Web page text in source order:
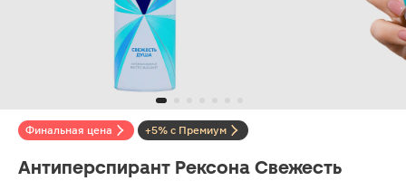
Финальная цена +5% с Премиум
Антиперспирант Рексона Свежесть